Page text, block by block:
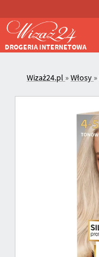
DROGERIA INTERNETOWA
Wizaż24.pl »Włosy »